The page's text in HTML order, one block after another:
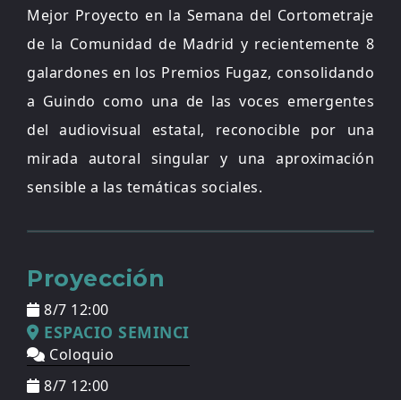
Mejor Proyecto en la Semana del Cortometraje
de la Comunidad de Madrid y recientemente 8
galardones en los Premios Fugaz, consolidando
a Guindo como una de las voces emergentes
del audiovisual estatal, reconocible por una
mirada autoral singular y una aproximación
sensible a las temáticas sociales.
Proyección
8/7 12:00
ESPACIO SEMINCI
Coloquio
8/7 12:00